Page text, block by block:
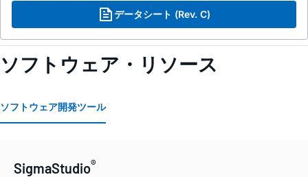
データシート (Rev. C)
ソフトウェア・リソース
ソフトウェア開発ツール
SigmaStudio®